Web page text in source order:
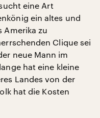
eine Art
ein altes und
Amerika zu
Clique sei
neue Mann im
hat eine kleine
Landes von der
hat die Kosten